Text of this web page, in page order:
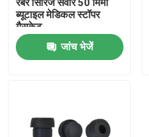
होम
हमारे बारे में
रबर सिरिंज सवार 50 मिमी
ब्यूटाइल मेडिकल स्टॉपर
गैसकेट
जांच भेजें